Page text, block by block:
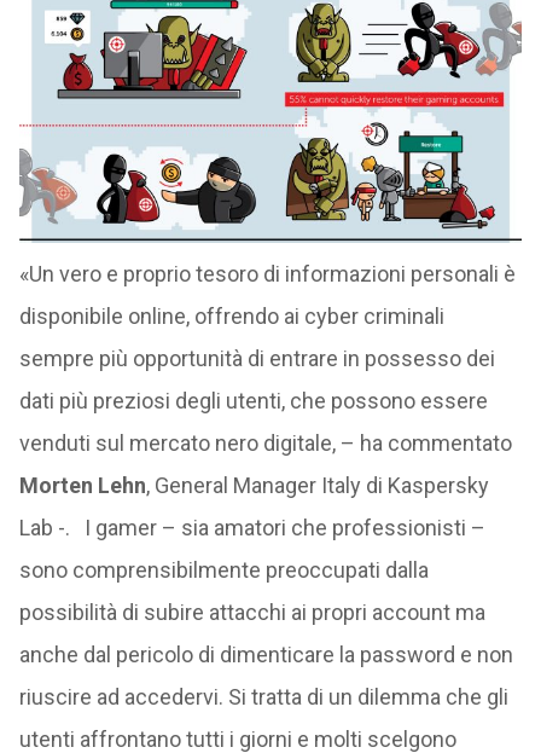
«Un vero e proprio tesoro di informazioni personali è
disponibile online, offrendo ai cyber criminali
sempre più opportunità di entrare in possesso dei
dati più preziosi degli utenti, che possono essere
venduti sul mercato nero digitale, – ha commentato
Morten Lehn, General Manager Italy di Kaspersky
Lab -. I gamer – sia amatori che professionisti –
sono comprensibilmente preoccupati dalla
possibilità di subire attacchi ai propri account ma
anche dal pericolo di dimenticare la password e non
riuscire ad accedervi. Si tratta di un dilemma che gli
utenti affrontano tutti i giorni e molti scelgono